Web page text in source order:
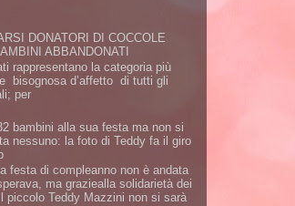
DONATORI DI COCCOLE
ABBANDONATI
rappresentano la categoria più
bisognosa d’affetto di tutti gli
per
bambini alla sua festa ma non si
nessuno: la foto di Teddy fa il giro
festa di compleanno non è andata
ma graziealla solidarietà dei
piccolo Teddy Mazzini non si sarà